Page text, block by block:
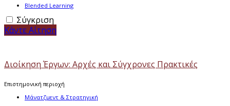
Blended Learning
Σύγκριση
Κάντε Αίτηση
Διοίκηση Έργων: Αρχές και Σύγχρονες Πρακτικές
Επιστημονική περιοχή
Μάνατζμεντ & Στρατηγική